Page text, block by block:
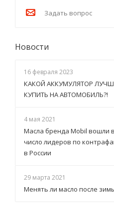
Задать вопрос
Новости
16 февраля 2023
КАКОЙ АККУМУЛЯТОР
КУПИТЬ НА АВТОМОБИЛЬ?!
4 мая 2021
Масла бренда Mobil вошли в
число лидеров по
в России
29 марта 2021
Менять ли масло после